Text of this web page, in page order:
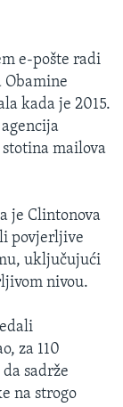
e-pošte radi
Obamine
kada je 2015.
mailova
je Clintonova
povjerljive
uključujući
nivou.
za 110
sadrže
na strogo